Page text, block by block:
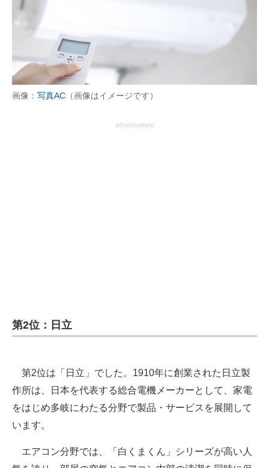
画像： 写真AC （画像はイメージです）
advertisement
第2位：日立
第2位は「日立」でした。1910年に創業された日立製
作所は、日本を代表する総合電機メーカーとして、家電
をはじめ多岐にわたる分野で製品・サービスを展開して
います。
エアコン分野では、「白くまくん」シリーズが高い人